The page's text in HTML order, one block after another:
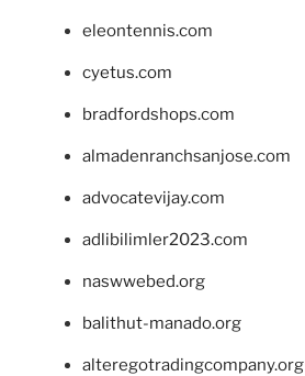
eleontennis.com
cyetus.com
bradfordshops.com
almadenranchsanjose.com
advocatevijay.com
adlibilimler2023.com
naswwebed.org
balithut-manado.org
alteregotradingcompany.org